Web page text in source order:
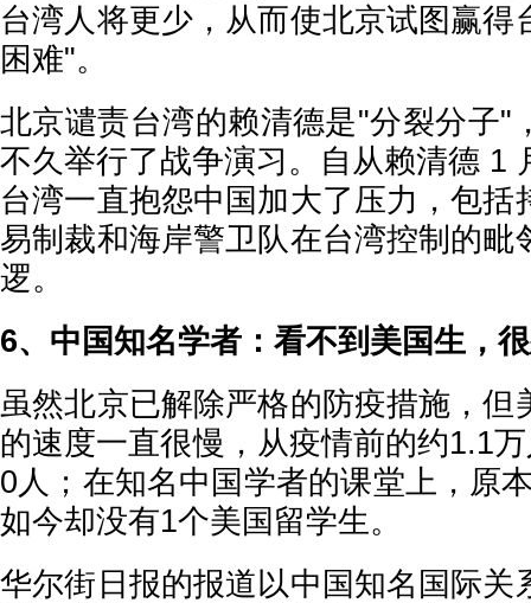
台湾人将更少，从而使北京试图赢得
困难"。
北京谴责台湾的赖清德是"分裂分子"
不久举行了战争演习。自从赖清德 1
台湾一直抱怨中国加大了压力，包括
易制裁和海岸警卫队在台湾控制的毗
逻。
6、中国知名学者：看不到美国生，
虽然北京已解除严格的防疫措施，但
的速度一直很慢，从疫情前的约1.1
0人；在知名中国学者的课堂上，原
如今却没有1个美国留学生。
华尔街日报的报道以中国知名国际关